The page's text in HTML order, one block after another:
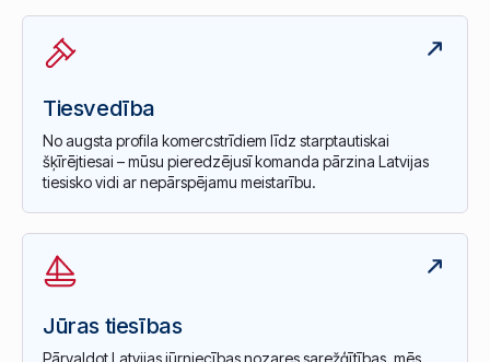
Tiesvedība
No augsta profila komercstrīdiem līdz starptautiskai
šķīrējtiesai – mūsu pieredzējusī komanda pārzina Latvijas
tiesisko vidi ar nepārspējamu meistarību.
Jūras tiesības
Pārvaldot Latvijas jūrniecības nozares sarežģītības, mēs